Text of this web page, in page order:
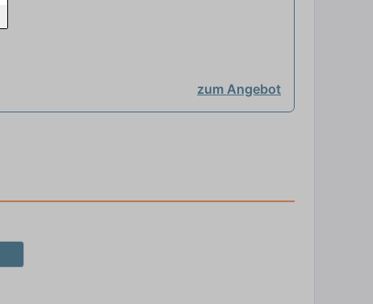
zum Angebot